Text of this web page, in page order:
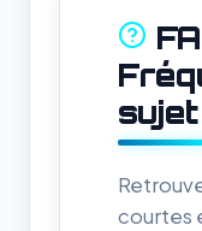
sujet
courtes